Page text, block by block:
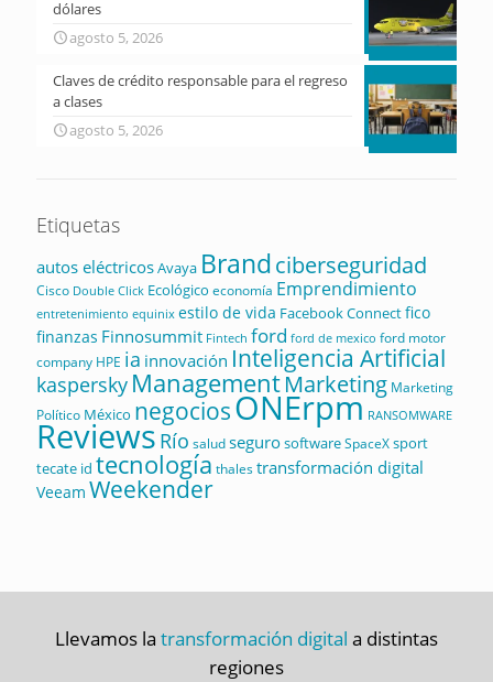
dólares
agosto 5, 2026
Claves de crédito responsable para el regreso
a clases
agosto 5, 2026
Etiquetas
autos eléctricosAvaya Brandciberseguridad
Cisco Double Click Ecológico economía Emprendimiento
entretenimiento equinix estilo de vida Facebook Connectfico
finanzas Finnosummit Fintech ford ford de mexico ford motor
company HPE ia innovación Inteligencia Artificial
kaspersky ManagementMarketing Marketing
Político México negociosONErpm RANSOMWARE
Reviews Río saludsegurosoftwareSpaceXsport
tecate id tecnología thalestransformación digital
Veeam Weekender
Llevamos la transformación digital a distintas
regiones